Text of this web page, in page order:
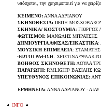
υπόσχεται, την χρησιμοποιεί για να
ΚΕΙΜΕΝΟ:ΑΝΝΑ ΑΔΡΙΑΝΟΥ
ΣΚΗΝΟΘΕΣΙΑ:ΠΕΠΗ
ΣΚΗΝΙΚΑ/ ΚΟΣΤΟΥΜΙΑ:ΓΙΩΡΓΟΣ
ΦΩΤΙΣΜΟΙ:ΜΑΝΩΛΗΣ ΜΠΡΑΤΣΗΣ
ΔΗΜΙΟΥΡΓΙΑ ΑΦΙΣΑΣ/ΕΙΚΑΣΤΙΚΑ:
ΜΟΥΣΙΚΗ ΕΠΙΜΕΛΕΙΑ: ΣΤΑΜΑΤΗΣ
ΦΩΤΟΓΡΑΦΙΣΗ: ΧΡΙΣΤΙΝΑ
ΒΟΗΘΟΣ ΣΚΗΝΟΘΕΤΗ:ΛΟΥΛΑ
ΠΑΡΑΓΩΓΗ: RMLIGHT/ ΒΑΣΙΛΗΣ
ΥΠΕΥΘΥΝΟΣ ΕΠΙΚΟΙΝΩΝΙΑΣ:
ΕΡΜΗΝΕΙΑ: ΑΝΝΑ ΑΔΡΙΑΝΟΥ -
INFO